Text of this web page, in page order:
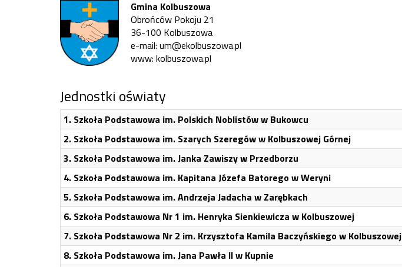
Gmina Kolbuszowa
Obrońców Pokoju 21
36-100 Kolbuszowa
e-mail: um@ekolbuszowa.pl
www: kolbuszowa.pl
Jednostki oświaty
1. Szkoła Podstawowa im. Polskich Noblistów w Bukowcu
2. Szkoła Podstawowa im. Szarych Szeregów w Kolbuszowej Górnej
3. Szkoła Podstawowa im. Janka Zawiszy w Przedborzu
4. Szkoła Podstawowa im. Kapitana Józefa Batorego w Weryni
5. Szkoła Podstawowa im. Andrzeja Jadacha w Zarębkach
6. Szkoła Podstawowa Nr 1 im. Henryka Sienkiewicza w Kolbuszowej
7. Szkoła Podstawowa Nr 2 im. Krzysztofa Kamila Baczyńskiego w Kolbuszowej
8. Szkoła Podstawowa im. Jana Pawła II w Kupnie